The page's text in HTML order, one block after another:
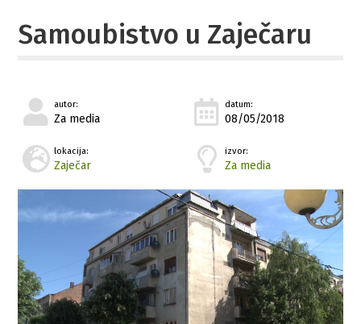
Samoubistvo u Zaječaru
autor:
Za media
datum:
08/05/2018
lokacija:
Zaječar
izvor:
Za media